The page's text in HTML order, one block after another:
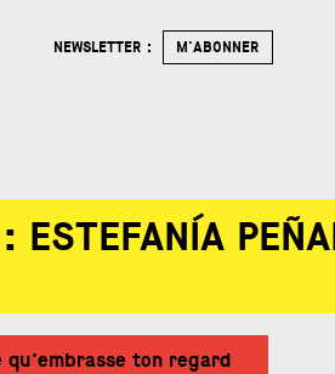
NEWSLETTER : M'ABONNER
ESTEFANÍA
ton regard